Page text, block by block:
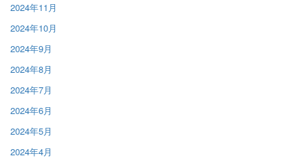
2024年11月
2024年10月
2024年9月
2024年8月
2024年7月
2024年6月
2024年5月
2024年4月